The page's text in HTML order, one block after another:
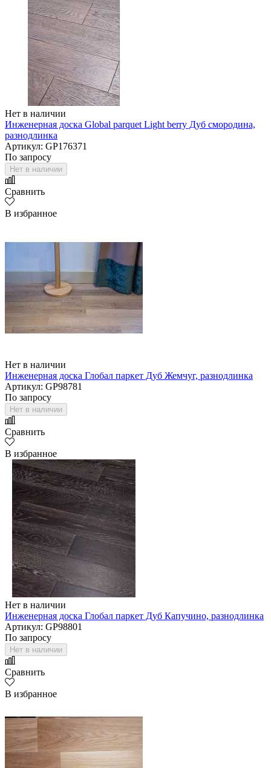
Нет в наличии
Инженерная доска Global parquet Light berry Дуб смородина,
разнодлинка
Артикул: GP176371
По запросу
Нет в наличии
Сравнить
В избранное
Нет в наличии
Инженерная доска Глобал паркет Дуб Жемчуг, разнодлинка
Артикул: GP98781
По запросу
Нет в наличии
Сравнить
В избранное
Нет в наличии
Инженерная доска Глобал паркет Дуб Капучино, разнодлинка
Артикул: GP98801
По запросу
Нет в наличии
Сравнить
В избранное